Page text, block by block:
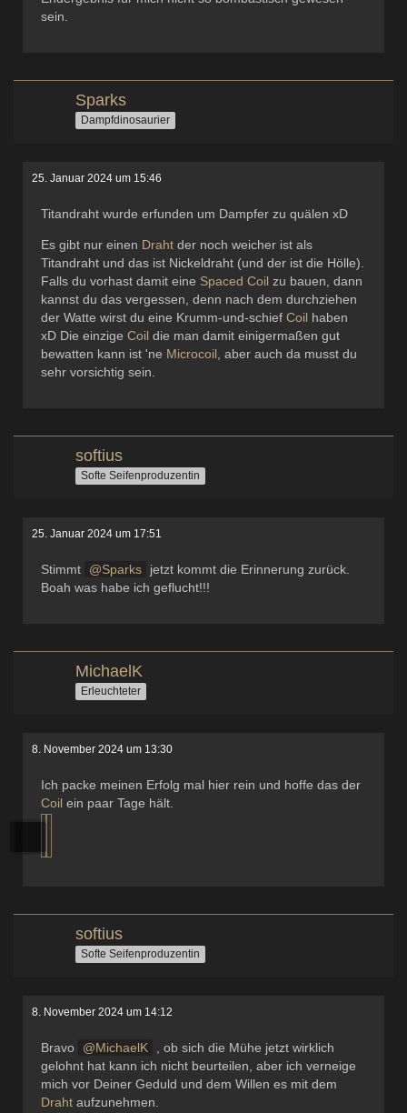
sein.
Sparks
Dampfdinosaurier
25. Januar 2024 um 15:46
Titandraht wurde erfunden um Dampfer zu quälen xD
Es gibt nur einen Draht der noch weicher ist als
Titandraht und das ist Nickeldraht (und der ist die Hölle).
Falls du vorhast damit eine Spaced Coil zu bauen, dann
kannst du das vergessen, denn nach dem durchziehen
der Watte wirst du eine Krumm-und-schief Coil haben
xD Die einzige Coil die man damit einigermaßen gut
bewatten kann ist 'ne Microcoil , aber auch da musst du
sehr vorsichtig sein.
softius
Softe Seifenproduzentin
25. Januar 2024 um 17:51
Stimmt Sparks
jetzt kommt die Erinnerung zurück.
Boah was habe ich geflucht!!!
MichaelK
Erleuchteter
8. November 2024 um 13:30
Ich packe meinen Erfolg mal hier rein und hoffe das der
Coil ein paar Tage hält.
softius
Softe Seifenproduzentin
8. November 2024 um 14:12
Bravo MichaelK
, ob sich die Mühe jetzt wirklich
gelohnt hat kann ich nicht beurteilen, aber ich verneige
mich vor Deiner Geduld und dem Willen es mit dem
Draht aufzunehmen.